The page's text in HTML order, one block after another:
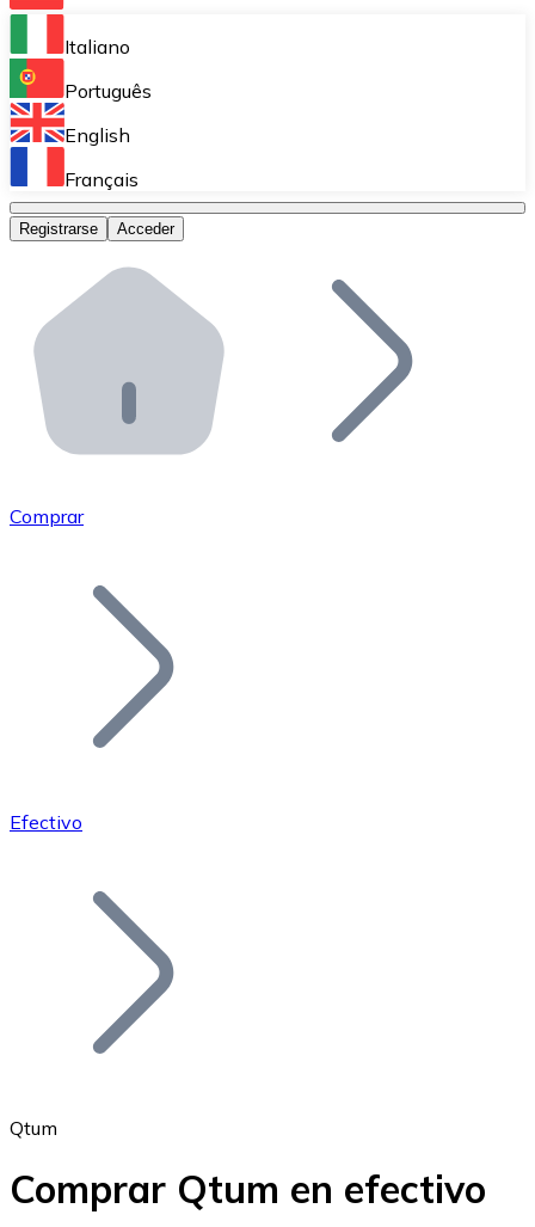
Bitnovo Ramp
Integra nuestra solución en tu plataforma.
Bitnovo Giftcards
Bitnovo OTC
Bitnovo ATM
Integra un ATM Bitnovo en tu negocio y permite que
Bitnovo API
Integra nuestra API en tu ecosistema.
Únete a nuestra red de distribuidores.
Añade tu proyecto a nuestro ecosistema.
Bitcoin
Italiano
Português
English
Français
Registrarse Acceder
Comprar
Efectivo
Qtum
Comprar Qtum en efectivo